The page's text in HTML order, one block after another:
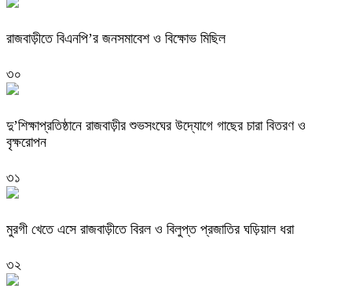
রাজবাড়ীতে বিএনপি’র জনসমাবেশ ও বিক্ষোভ মিছিল
৩০
দু’শিক্ষাপ্রতিষ্ঠানে রাজবাড়ীর শুভসংঘের উদ্যোগে গাছের চারা বিতরণ ও
বৃক্ষরোপন
৩১
মুরগী খেতে এসে রাজবাড়ীতে বিরল ও বিলুপ্ত প্রজাতির ঘড়িয়াল ধরা
৩২